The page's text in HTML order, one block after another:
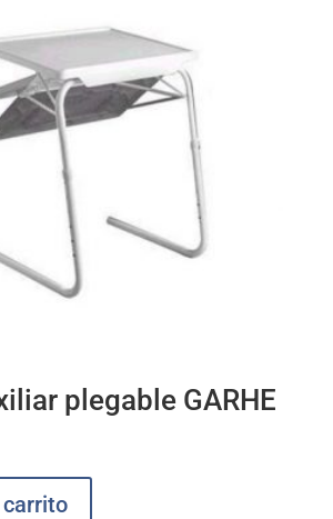
plegable GARHE